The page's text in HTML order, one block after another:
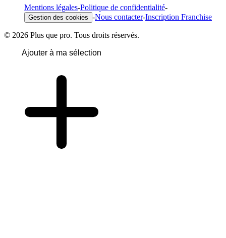
Mentions légales-Politique de confidentialité-
Gestion des cookies -Nous contacter-Inscription Franchise
© 2026 Plus que pro. Tous droits réservés.
Ajouter à ma sélection